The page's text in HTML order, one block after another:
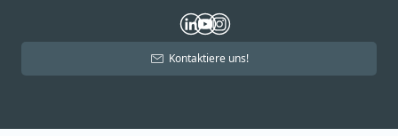
Kontaktiere uns!